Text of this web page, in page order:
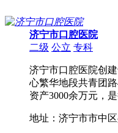
济宁市口腔医院
二级 公立 专科
济宁市口腔医院创
心繁华地段共青团
资产3000余万元，
地址：济宁市市中